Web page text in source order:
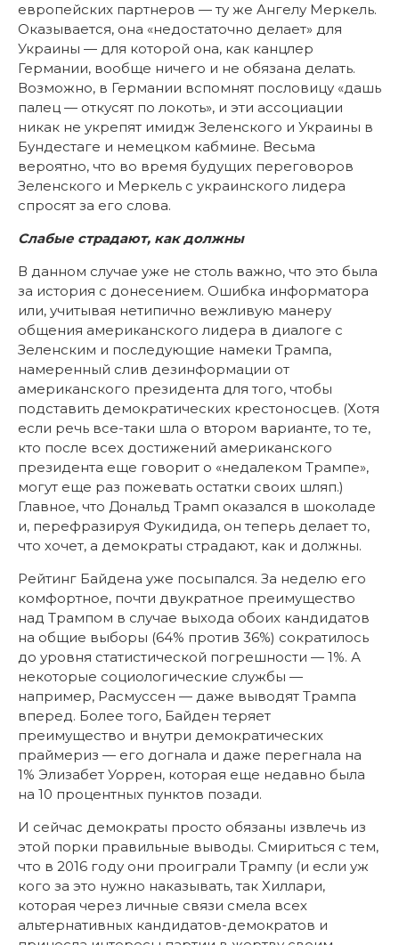
европейских партнеров — ту же Ангелу Меркель.
Оказывается, она «недостаточно делает» для
Украины — для которой она, как канцлер
Германии, вообще ничего и не обязана делать.
Возможно, в Германии вспомнят пословицу «дашь
палец — откусят по локоть», и эти ассоциации
никак не укрепят имидж Зеленского и Украины в
Бундестаге и немецком кабмине. Весьма
вероятно, что во время будущих переговоров
Зеленского и Меркель с украинского лидера
спросят за его слова.
Слабые страдают, как должны
В данном случае уже не столь важно, что это была
за история с донесением. Ошибка информатора
или, учитывая нетипично вежливую манеру
общения американского лидера в диалоге с
Зеленским и последующие намеки Трампа,
намеренный слив дезинформации от
американского президента для того, чтобы
подставить демократических крестоносцев. (Хотя
если речь все-таки шла о втором варианте, то те,
кто после всех достижений американского
президента еще говорит о «недалеком Трампе»,
могут еще раз пожевать остатки своих шляп.)
Главное, что Дональд Трамп оказался в шоколаде
и, перефразируя Фукидида, он теперь делает то,
что хочет, а демократы страдают, как и должны.
Рейтинг Байдена уже посыпался. За неделю его
комфортное, почти двукратное преимущество
над Трампом в случае выхода обоих кандидатов
на общие выборы (64% против 36%) сократилось
до уровня статистической погрешности — 1%. А
некоторые социологические службы —
например, Расмуссен — даже выводят Трампа
вперед. Более того, Байден теряет
преимущество и внутри демократических
праймериз — его догнала и даже перегнала на
1% Элизабет Уоррен, которая еще недавно была
на 10 процентных пунктов позади.
И сейчас демократы просто обязаны извлечь из
этой порки правильные выводы. Смириться с тем,
что в 2016 году они проиграли Трампу (и если уж
кого за это нужно наказывать, так Хиллари,
которая через личные связи смела всех
альтернативных кандидатов-демократов и